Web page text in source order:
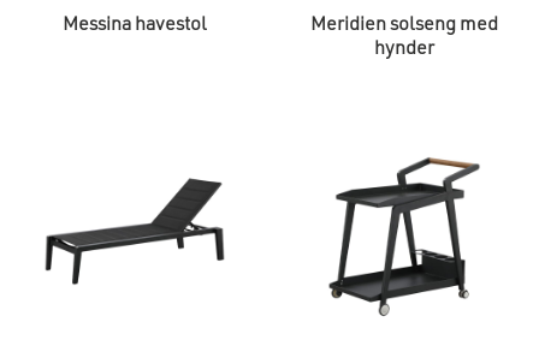
Messina havestol
Meridien solseng med
hynder